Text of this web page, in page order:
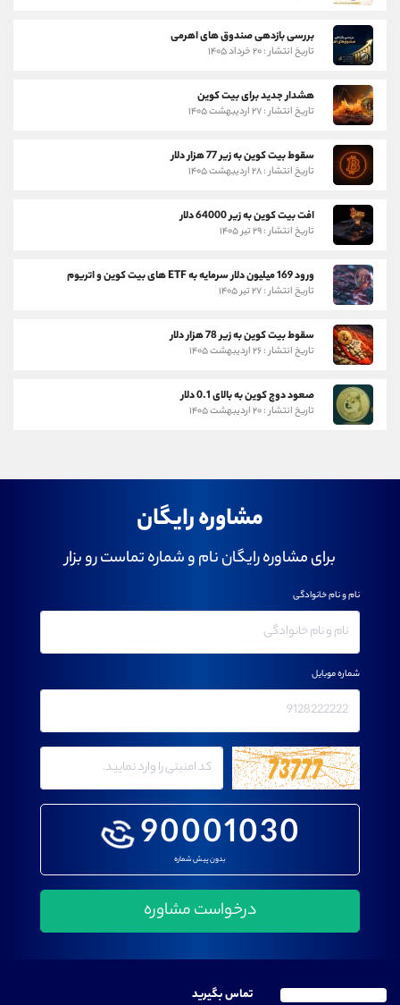
بررسی بازدهی صندوق های اهرمی
تاریخ انتشار : ۲۰ خرداد ۱۴۰۵
هشدار جدید برای بیت کوین
تاریخ انتشار : ۲۷ اردیبهشت ۱۴۰۵
سقوط بیت کوین به زیر 77 هزار دلار
تاریخ انتشار : ۲۸ اردیبهشت ۱۴۰۵
افت بیت کوین به زیر 64000 دلار
تاریخ انتشار : ۲۹ تیر ۱۴۰۵
ورود 169 میلیون دلار سرمایه به ETF های بیت کوین و اتریوم
تاریخ انتشار : ۲۷ تیر ۱۴۰۵
سقوط بیت کوین به زیر 78 هزار دلار
تاریخ انتشار : ۲۶ اردیبهشت ۱۴۰۵
صعود دوج کوین به بالای 0.1 دلار
تاریخ انتشار : ۲۰ اردیبهشت ۱۴۰۵
مشاوره رایگان
برای مشاوره رایگان نام و شماره تماست رو بزار
90001030
بدون پیش شماره
نام و نام خانوادگی
شماره موبایل
تماس بگیرید